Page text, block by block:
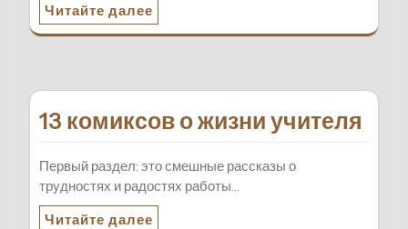
Читайте далее
13 комиксов о жизни учителя
Первый раздел: это смешные рассказы о
трудностях и радостях работы…
Читайте далее